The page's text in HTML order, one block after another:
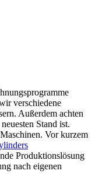
verschiedene
Außerdem achten
Stand ist.
Vor kurzem
Produktionslösung
nach eigenen